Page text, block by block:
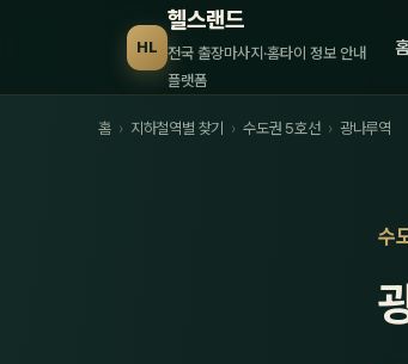
HL
헬스랜드
전국 출장마사지·홈타이 정보 안내
플랫폼
홈 › 지하철역별 찾기 › 수도권 5호선 › 광나루역
수